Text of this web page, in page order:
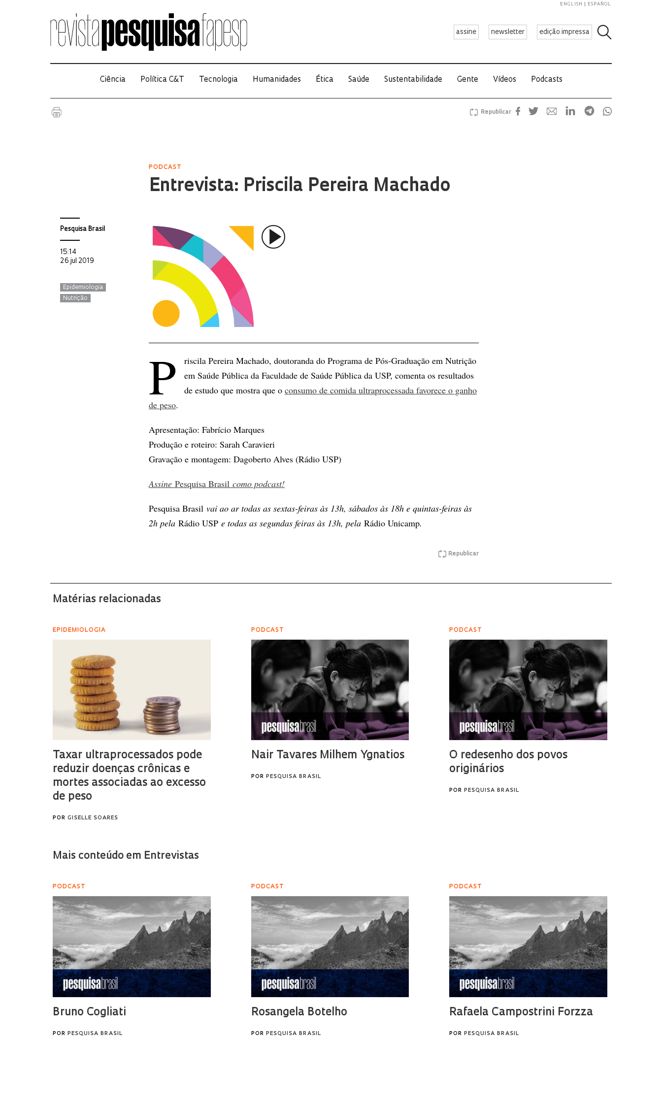
assine newsletter edição impressa
ENGLISH ESPAÑOL
Ciência Política C&T Tecnologia Humanidades Ética Saúde Sustentabilidade Gente Vídeos Podcasts
Republicar
PODCAST
Entrevista: Priscila Pereira Machado
Pesquisa Brasil
15:14
26 jul 2019
Epidemiologia
Nutrição
P
riscila Pereira Machado, doutoranda do Programa de Pós-Graduação em Nutrição
em Saúde Pública da Faculdade de Saúde Pública da USP, comenta os resultados
de estudo que mostra que o consumo de comida ultraprocessada favorece o ganho
de peso.
Apresentação: Fabrício Marques
Produção e roteiro: Sarah Caravieri
Gravação e montagem: Dagoberto Alves (Rádio USP)
Assine Pesquisa Brasil como podcast!
Pesquisa Brasil vai ao ar todas as sextas-feiras às 13h, sábados às 18h e quintas-feiras às
2h pela Rádio USP e todas as segundas feiras às 13h, pela Rádio Unicamp.
Republicar